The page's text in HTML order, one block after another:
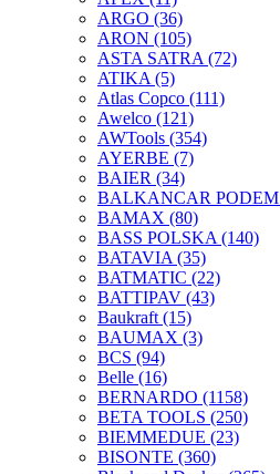
ARGO (36)
ARON (105)
ASTA SATRA (72)
ATIKA (5)
Atlas Copco (111)
Awelco (121)
AWTools (354)
AYERBE (7)
BAIER (34)
BALKANCAR PODEM
BAMAX (80)
BASS POLSKA (140)
BATAVIA (35)
BATMATIC (22)
BATTIPAV (43)
Baukraft (15)
BAUMAX (3)
BCS (94)
Belle (16)
BERNARDO (1158)
BETA TOOLS (250)
BIEMMEDUE (23)
BISONTE (360)